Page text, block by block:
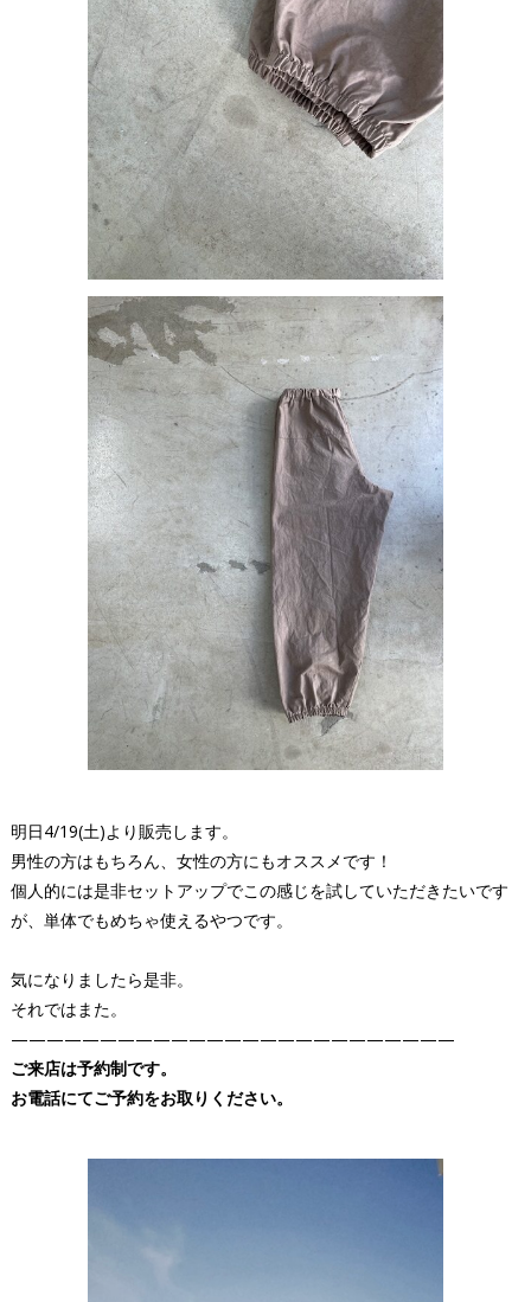
明日4/19(土)より販売します。
男性の方はもちろん、女性の方にもオススメです！
個人的には是非セットアップでこの感じを試していただきたいです
が、単体でもめちゃ使えるやつです。
気になりましたら是非。
それではまた。
—————————————————————————
ご来店は予約制です。
お電話にてご予約をお取りください。